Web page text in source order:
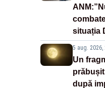
situația
5 aug. 2026,
Un
după